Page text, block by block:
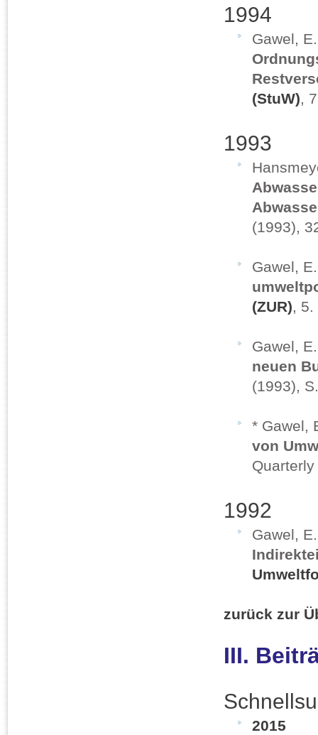
1994
Gawel,
(StuW),
1993
(1993),
Gawel,
(ZUR),
Gawel,
neuen
(1993),
* Gawel,
von
1992
Gawel,
zurück zur
III.
2015